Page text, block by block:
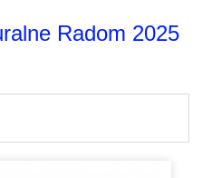
Radom 2025